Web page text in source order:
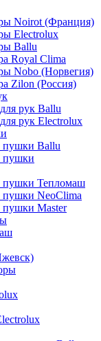
Noirot (Франция)
Electrolux
Ballu
Royal Clima
Nobo (Норвегия)
Zilon (Россия)
рук Ballu
рук Electrolux
пушки Ballu
пушки
пушки Тепломаш
пушки NeoClima
пушки Master